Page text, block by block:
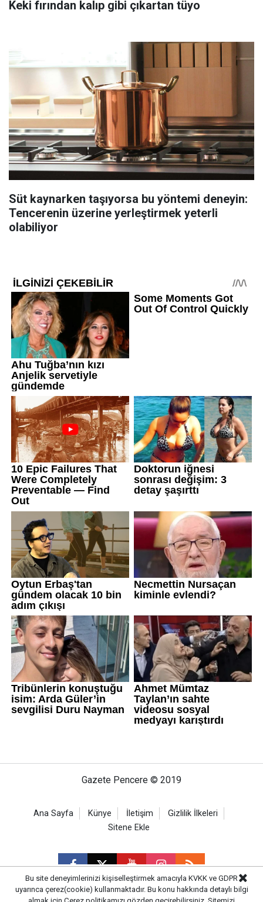
Keki fırından kalıp gibi çıkartan tüyo
Süt kaynarken taşıyorsa bu yöntemi deneyin:
Tencerenin üzerine yerleştirmek yeterli
olabiliyor
Gazete Pencere © 2019
Ana Sayfa Künye İletişim
Gizlilik İlkeleri
Sitene Ekle
Bu site deneyimlerinizi kişiselleştirmek amacıyla KVKK ve GDPR
uyarınca çerez(cookie) kullanmaktadır. Bu konu hakkında detaylı bilgi